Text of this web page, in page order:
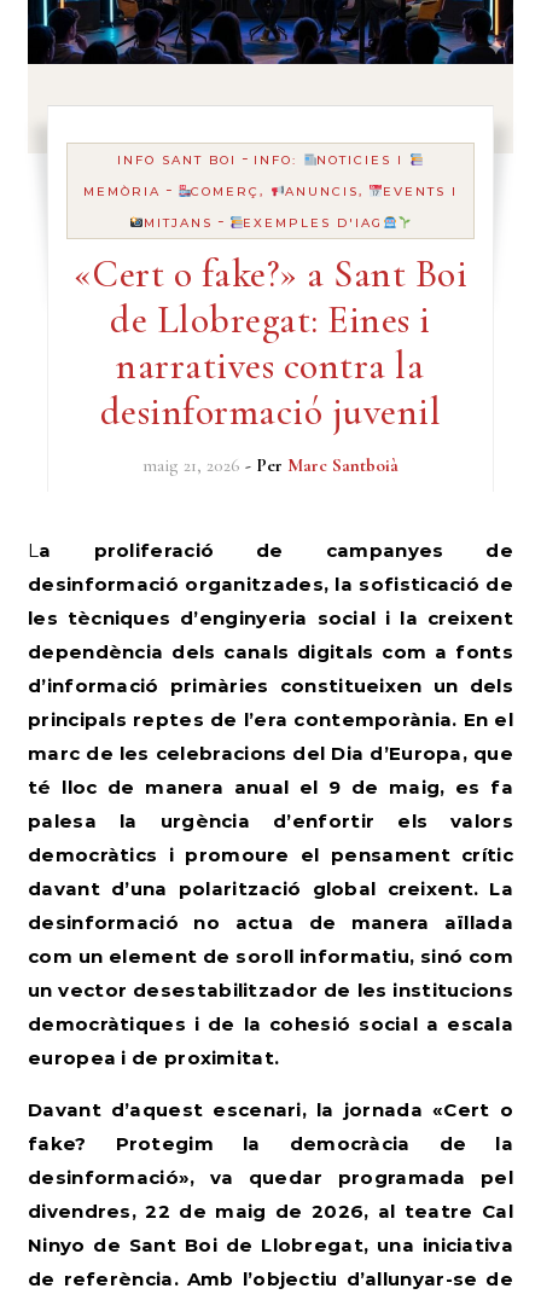
INFO SANT BOI - INFO:
NOTICIES I
MEMÒRIA - COMERÇ, ANUNCIS,
EVENTS I
MITJANS - EXEMPLES D'IAG
«Cert o fake?» a Sant Boi
de Llobregat: Eines i
narratives contra la
desinformació juvenil
maig 21, 2026 - Per Marc Santboià
La proliferació de campanyes de
desinformació organitzades, la sofisticació de
les tècniques d’enginyeria social i la creixent
dependència dels canals digitals com a fonts
d’informació primàries constitueixen un dels
principals reptes de l’era contemporània. En el
marc de les celebracions del Dia d’Europa, que
té lloc de manera anual el 9 de maig, es fa
palesa la urgència d’enfortir els valors
democràtics i promoure el pensament crític
davant d’una polarització global creixent. La
desinformació no actua de manera aïllada
com un element de soroll informatiu, sinó com
un vector desestabilitzador de les institucions
democràtiques i de la cohesió social a escala
europea i de proximitat.
Davant d’aquest escenari, la jornada «Cert o
fake? Protegim la democràcia de la
desinformació», va quedar programada pel
divendres, 22 de maig de 2026, al teatre Cal
Ninyo de Sant Boi de Llobregat, una iniciativa
de referència. Amb l’objectiu d’allunyar-se de